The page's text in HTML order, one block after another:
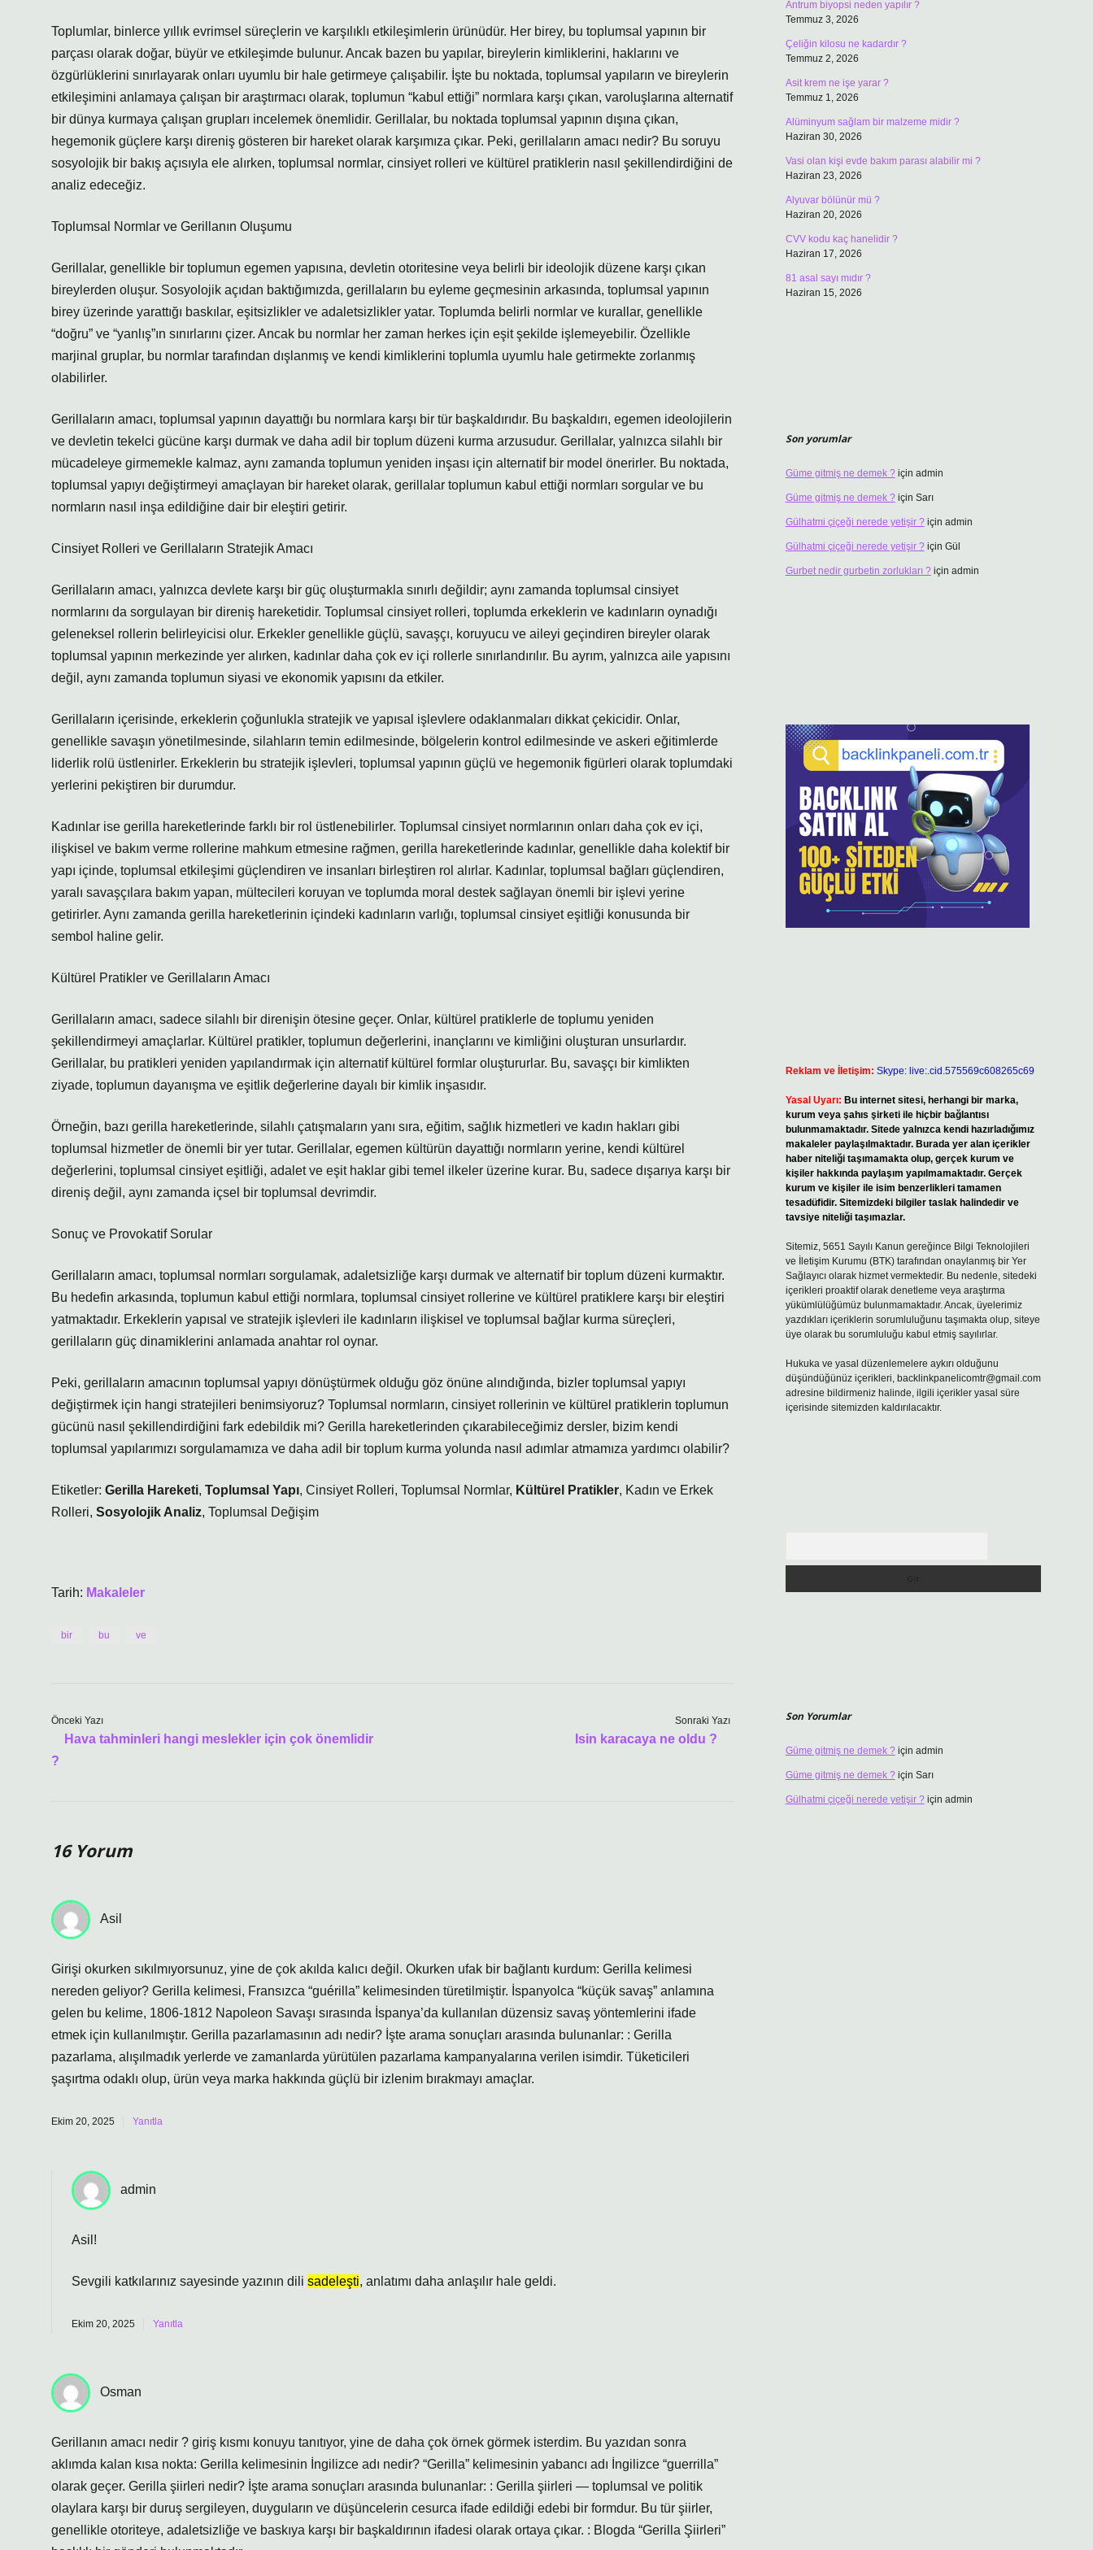
Toplumlar, binlerce yıllık evrimsel süreçlerin ve karşılıklı etkileşimlerin ürünüdür. Her birey, bu toplumsal yapının bir
parçası olarak doğar, büyür ve etkileşimde bulunur. Ancak bazen bu yapılar, bireylerin kimliklerini, haklarını ve
özgürlüklerini sınırlayarak onları uyumlu bir hale getirmeye çalışabilir. İşte bu noktada, toplumsal yapıların ve bireylerin
etkileşimini anlamaya çalışan bir araştırmacı olarak, toplumun “kabul ettiği” normlara karşı çıkan, varoluşlarına alternatif
bir dünya kurmaya çalışan grupları incelemek önemlidir. Gerillalar, bu noktada toplumsal yapının dışına çıkan,
hegemonik güçlere karşı direniş gösteren bir hareket olarak karşımıza çıkar. Peki, gerillaların amacı nedir? Bu soruyu
sosyolojik bir bakış açısıyla ele alırken, toplumsal normlar, cinsiyet rolleri ve kültürel pratiklerin nasıl şekillendirdiğini de
analiz edeceğiz.
Toplumsal Normlar ve Gerillanın Oluşumu
Gerillalar, genellikle bir toplumun egemen yapısına, devletin otoritesine veya belirli bir ideolojik düzene karşı çıkan
bireylerden oluşur. Sosyolojik açıdan baktığımızda, gerillaların bu eyleme geçmesinin arkasında, toplumsal yapının
birey üzerinde yarattığı baskılar, eşitsizlikler ve adaletsizlikler yatar. Toplumda belirli normlar ve kurallar, genellikle
“doğru” ve “yanlış”ın sınırlarını çizer. Ancak bu normlar her zaman herkes için eşit şekilde işlemeyebilir. Özellikle
marjinal gruplar, bu normlar tarafından dışlanmış ve kendi kimliklerini toplumla uyumlu hale getirmekte zorlanmış
olabilirler.
Gerillaların amacı, toplumsal yapının dayattığı bu normlara karşı bir tür başkaldırıdır. Bu başkaldırı, egemen ideolojilerin
ve devletin tekelci gücüne karşı durmak ve daha adil bir toplum düzeni kurma arzusudur. Gerillalar, yalnızca silahlı bir
mücadeleye girmemekle kalmaz, aynı zamanda toplumun yeniden inşası için alternatif bir model önerirler. Bu noktada,
toplumsal yapıyı değiştirmeyi amaçlayan bir hareket olarak, gerillalar toplumun kabul ettiği normları sorgular ve bu
normların nasıl inşa edildiğine dair bir eleştiri getirir.
Cinsiyet Rolleri ve Gerillaların Stratejik Amacı
Gerillaların amacı, yalnızca devlete karşı bir güç oluşturmakla sınırlı değildir; aynı zamanda toplumsal cinsiyet
normlarını da sorgulayan bir direniş hareketidir. Toplumsal cinsiyet rolleri, toplumda erkeklerin ve kadınların oynadığı
geleneksel rollerin belirleyicisi olur. Erkekler genellikle güçlü, savaşçı, koruyucu ve aileyi geçindiren bireyler olarak
toplumsal yapının merkezinde yer alırken, kadınlar daha çok ev içi rollerle sınırlandırılır. Bu ayrım, yalnızca aile yapısını
değil, aynı zamanda toplumun siyasi ve ekonomik yapısını da etkiler.
Gerillaların içerisinde, erkeklerin çoğunlukla stratejik ve yapısal işlevlere odaklanmaları dikkat çekicidir. Onlar,
genellikle savaşın yönetilmesinde, silahların temin edilmesinde, bölgelerin kontrol edilmesinde ve askeri eğitimlerde
liderlik rolü üstlenirler. Erkeklerin bu stratejik işlevleri, toplumsal yapının güçlü ve hegemonik figürleri olarak toplumdaki
yerlerini pekiştiren bir durumdur.
Kadınlar ise gerilla hareketlerinde farklı bir rol üstlenebilirler. Toplumsal cinsiyet normlarının onları daha çok ev içi,
ilişkisel ve bakım verme rollerine mahkum etmesine rağmen, gerilla hareketlerinde kadınlar, genellikle daha kolektif bir
yapı içinde, toplumsal etkileşimi güçlendiren ve insanları birleştiren rol alırlar. Kadınlar, toplumsal bağları güçlendiren,
yaralı savaşçılara bakım yapan, mültecileri koruyan ve toplumda moral destek sağlayan önemli bir işlevi yerine
getirirler. Aynı zamanda gerilla hareketlerinin içindeki kadınların varlığı, toplumsal cinsiyet eşitliği konusunda bir
sembol haline gelir.
Kültürel Pratikler ve Gerillaların Amacı
Gerillaların amacı, sadece silahlı bir direnişin ötesine geçer. Onlar, kültürel pratiklerle de toplumu yeniden
şekillendirmeyi amaçlarlar. Kültürel pratikler, toplumun değerlerini, inançlarını ve kimliğini oluşturan unsurlardır.
Gerillalar, bu pratikleri yeniden yapılandırmak için alternatif kültürel formlar oluştururlar. Bu, savaşçı bir kimlikten
ziyade, toplumun dayanışma ve eşitlik değerlerine dayalı bir kimlik inşasıdır.
Örneğin, bazı gerilla hareketlerinde, silahlı çatışmaların yanı sıra, eğitim, sağlık hizmetleri ve kadın hakları gibi
toplumsal hizmetler de önemli bir yer tutar. Gerillalar, egemen kültürün dayattığı normların yerine, kendi kültürel
değerlerini, toplumsal cinsiyet eşitliği, adalet ve eşit haklar gibi temel ilkeler üzerine kurar. Bu, sadece dışarıya karşı bir
direniş değil, aynı zamanda içsel bir toplumsal devrimdir.
Sonuç ve Provokatif Sorular
Gerillaların amacı, toplumsal normları sorgulamak, adaletsizliğe karşı durmak ve alternatif bir toplum düzeni kurmaktır.
Bu hedefin arkasında, toplumun kabul ettiği normlara, toplumsal cinsiyet rollerine ve kültürel pratiklere karşı bir eleştiri
yatmaktadır. Erkeklerin yapısal ve stratejik işlevleri ile kadınların ilişkisel ve toplumsal bağlar kurma süreçleri,
gerillaların güç dinamiklerini anlamada anahtar rol oynar.
Peki, gerillaların amacının toplumsal yapıyı dönüştürmek olduğu göz önüne alındığında, bizler toplumsal yapıyı
değiştirmek için hangi stratejileri benimsiyoruz? Toplumsal normların, cinsiyet rollerinin ve kültürel pratiklerin toplumun
gücünü nasıl şekillendirdiğini fark edebildik mi? Gerilla hareketlerinden çıkarabileceğimiz dersler, bizim kendi
toplumsal yapılarımızı sorgulamamıza ve daha adil bir toplum kurma yolunda nasıl adımlar atmamıza yardımcı olabilir?
Etiketler: Gerilla Hareketi, Toplumsal Yapı, Cinsiyet Rolleri, Toplumsal Normlar, Kültürel Pratikler, Kadın ve Erkek
Rolleri, Sosyolojik Analiz, Toplumsal Değişim
Tarih: Makaleler
bir bu ve
Önceki Yazı
Hava tahminleri hangi meslekler için çok önemlidir
?
Sonraki Yazı
Isin karacaya ne oldu ?
16 Yorum
Asil
Girişi okurken sıkılmıyorsunuz, yine de çok akılda kalıcı değil. Okurken ufak bir bağlantı kurdum: Gerilla kelimesi
nereden geliyor? Gerilla kelimesi, Fransızca “guérilla” kelimesinden türetilmiştir. İspanyolca “küçük savaş” anlamına
gelen bu kelime, 1806-1812 Napoleon Savaşı sırasında İspanya’da kullanılan düzensiz savaş yöntemlerini ifade
etmek için kullanılmıştır. Gerilla pazarlamasının adı nedir? İşte arama sonuçları arasında bulunanlar: : Gerilla
pazarlama, alışılmadık yerlerde ve zamanlarda yürütülen pazarlama kampanyalarına verilen isimdir. Tüketicileri
şaşırtma odaklı olup, ürün veya marka hakkında güçlü bir izlenim bırakmayı amaçlar.
Ekim 20, 2025 Yanıtla
admin
Asil!
Sevgili katkılarınız sayesinde yazının dili sadeleşti, anlatımı daha anlaşılır hale geldi.
Ekim 20, 2025 Yanıtla
Osman
Gerillanın amacı nedir ? giriş kısmı konuyu tanıtıyor, yine de daha çok örnek görmek isterdim. Bu yazıdan sonra
aklımda kalan kısa nokta: Gerilla kelimesinin İngilizce adı nedir? “Gerilla” kelimesinin yabancı adı İngilizce “guerrilla”
olarak geçer. Gerilla şiirleri nedir? İşte arama sonuçları arasında bulunanlar: : Gerilla şiirleri — toplumsal ve politik
olaylara karşı bir duruş sergileyen, duyguların ve düşüncelerin cesurca ifade edildiği edebi bir formdur. Bu tür şiirler,
genellikle otoriteye, adaletsizliğe ve baskıya karşı bir başkaldırının ifadesi olarak ortaya çıkar. : Blogda “Gerilla Şiirleri”
Antrum biyopsi neden yapılır ?
Temmuz 3, 2026
Çeliğin kilosu ne kadardır ?
Temmuz 2, 2026
Asit krem ne işe yarar ?
Temmuz 1, 2026
Alüminyum sağlam bir malzeme midir ?
Haziran 30, 2026
Vasi olan kişi evde bakım parası alabilir mi ?
Haziran 23, 2026
Alyuvar bölünür mü ?
Haziran 20, 2026
CVV kodu kaç hanelidir ?
Haziran 17, 2026
81 asal sayı mıdır ?
Haziran 15, 2026
Son yorumlar
Güme gitmiş ne demek ?için admin
Güme gitmiş ne demek ?için Sarı
Gülhatmi çiçeği nerede yetişir ?için admin
Gülhatmi çiçeği nerede yetişir ?için Gül
Gurbet nedir gurbetin zorlukları ?için admin
Reklam ve İletişim: Skype: live:.cid.575569c608265c69
Yasal Uyarı: Bu internet sitesi, herhangi bir marka,
kurum veya şahıs şirketi ile hiçbir bağlantısı
bulunmamaktadır. Sitede yalnızca kendi hazırladığımız
makaleler paylaşılmaktadır. Burada yer alan içerikler
haber niteliği taşımamakta olup, gerçek kurum ve
kişiler hakkında paylaşım yapılmamaktadır. Gerçek
kurum ve kişiler ile isim benzerlikleri tamamen
tesadüfidir. Sitemizdeki bilgiler taslak halindedir ve
tavsiye niteliği taşımazlar.
Sitemiz, 5651 Sayılı Kanun gereğince Bilgi Teknolojileri
ve İletişim Kurumu (BTK) tarafından onaylanmış bir Yer
Sağlayıcı olarak hizmet vermektedir. Bu nedenle, sitedeki
içerikleri proaktif olarak denetleme veya araştırma
yükümlülüğümüz bulunmamaktadır. Ancak, üyelerimiz
yazdıkları içeriklerin sorumluluğunu taşımakta olup, siteye
üye olarak bu sorumluluğu kabul etmiş sayılırlar.
Hukuka ve yasal düzenlemelere aykırı olduğunu
düşündüğünüz içerikleri, backlinkpanelicomtr@gmail.com
adresine bildirmeniz halinde, ilgili içerikler yasal süre
içerisinde sitemizden kaldırılacaktır.
Son Yorumlar
Güme gitmiş ne demek ?için admin
Güme gitmiş ne demek ?için Sarı
Gülhatmi çiçeği nerede yetişir ?için admin